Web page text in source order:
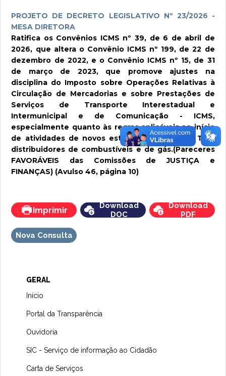
PROJETO DE DECRETO LEGISLATIVO Nº 23/2026 -
MESA DIRETORA
Ratifica os Convênios ICMS nº 39, de 6 de abril de
2026, que altera o Convênio ICMS nº 199, de 22 de
dezembro de 2022, e o Convênio ICMS nº 15, de 31
de março de 2023, que promove ajustes na
disciplina do Imposto sobre Operações Relativas à
Circulação de Mercadorias e sobre Prestações de
Serviços de Transporte Interestadual e
Intermunicipal e de Comunicação - ICMS,
especialmente quanto às regras aplicáveis ao início
de atividades de novos estabelecimentos de TRR,
distribuidores de combustíveis e de gás.(Pareceres
FAVORÁVEIS das Comissões de JUSTIÇA e
FINANÇAS) (Avulso 46, página 10)
Imprimir
Download
DOC
Download
PDF
Nova Consulta
GERAL
Início
Portal da Transparência
Ouvidoria
SIC - Serviço de informação ao Cidadão
Carta de Serviços